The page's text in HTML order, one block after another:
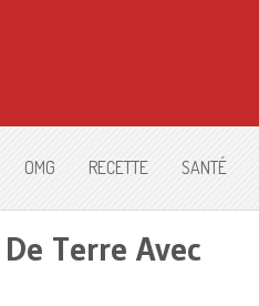
OMG RECETTE SANTÉ
Terre Avec